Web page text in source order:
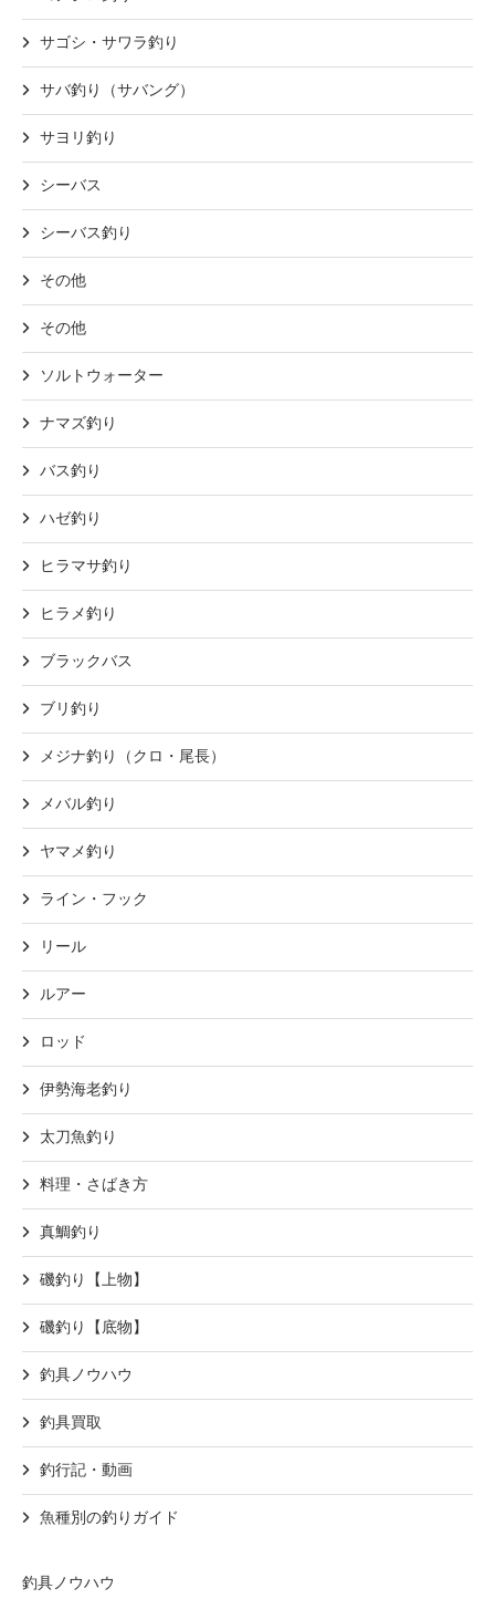
サゴシ・サワラ釣り
サバ釣り（サバング）
サヨリ釣り
シーバス
シーバス釣り
その他
その他
ソルトウォーター
ナマズ釣り
バス釣り
ハゼ釣り
ヒラマサ釣り
ヒラメ釣り
ブラックバス
ブリ釣り
メジナ釣り（クロ・尾長）
メバル釣り
ヤマメ釣り
ライン・フック
リール
ルアー
ロッド
伊勢海老釣り
太刀魚釣り
料理・さばき方
真鯛釣り
磯釣り【上物】
磯釣り【底物】
釣具ノウハウ
釣具買取
釣行記・動画
魚種別の釣りガイド
釣具ノウハウ